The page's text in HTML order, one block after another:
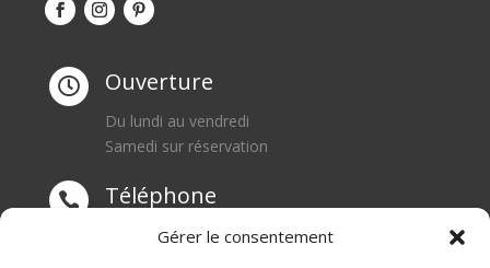
Gérer le consentement
 Ouverture
Du lundi au vendredi
Samedi sur réservation
 Téléphone
0668550471